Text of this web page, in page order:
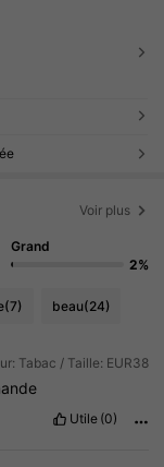
Voir plus
Grand
2%
(7) beau(24)
Tabac / Taille: EUR38
Utile (0)